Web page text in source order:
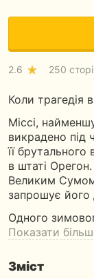
2.6 250
Коли трагедія
Міссі,
викрадено під
її
в штаті
Великим
запрошує його
Одного
Показати
Зміст